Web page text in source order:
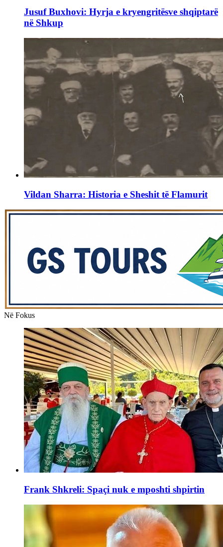
Jusuf Buxhovi: Hyrja e kryengritësve shqiptarë
në Shkup
Vildan Sharra: Historia e Sheshit të Flamurit
Në Fokus
Frank Shkreli: Spaçi nuk e mposhti shpirtin